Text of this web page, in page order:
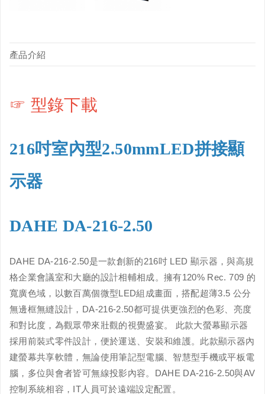
產品介紹
☞ 型錄下載
216吋室內型2.50mmLED拼接顯
示器
DAHE DA-216-2.50
DAHE DA-216-2.50是一款創新的216吋 LED 顯示器，與高規
格企業會議室和大廳的設計相輔相成。擁有120% Rec. 709 的
寬廣色域，以數百萬個微型LED組成畫面，搭配超薄3.5 公分
無邊框無縫設計，DA-216-2.50都可提供更強烈的色彩、亮度
和對比度，為觀眾帶來壯觀的視覺盛宴。 此款大螢幕顯示器
採用前裝式零件設計，便於運送、安裝和維護。此款顯示器內
建螢幕共享軟體，無論使用筆記型電腦、智慧型手機或平板電
腦，多位與會者皆可無線投影內容。DAHE DA-216-2.50與AV
控制系統相容，IT人員可於遠端設定配置。